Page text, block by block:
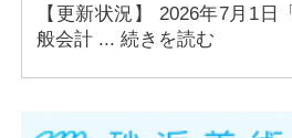
アクセス
【更新状況】 2026年7月1日
般会計 ... 続きを読む